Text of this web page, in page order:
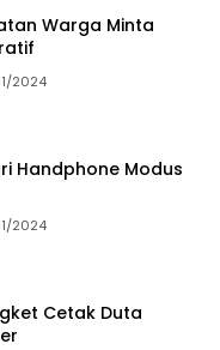
Warga Minta
2024
Handphone Modus
2024
Cetak Duta